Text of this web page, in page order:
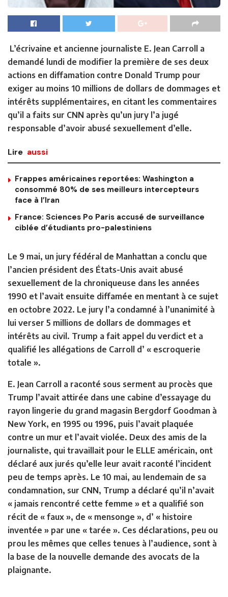
L’écrivaine et ancienne journaliste E. Jean Carroll a
demandé lundi de modifier la première de ses deux
actions en diffamation contre Donald Trump pour
exiger au moins 10 millions de dollars de dommages et
intérêts supplémentaires, en citant les commentaires
qu’il a faits sur CNN après qu’un jury l’a jugé
responsable d’avoir abusé sexuellement d’elle.
Lire aussi
Frappes américaines reportées: Washington a
consommé 80% de ses meilleurs intercepteurs
face à l’Iran
France: Sciences Po Paris accusé de surveillance
ciblée d’étudiants pro-palestiniens
Le 9 mai, un jury fédéral de Manhattan a conclu que
l’ancien président des États-Unis avait abusé
sexuellement de la chroniqueuse dans les années
1990 et l’avait ensuite diffamée en mentant à ce sujet
en octobre 2022. Le jury l’a condamné à l’unanimité à
lui verser 5 millions de dollars de dommages et
intérêts au civil. Trump a fait appel du verdict et a
qualifié les allégations de Carroll d’ « escroquerie
totale ».
E. Jean Carroll a raconté sous serment au procès que
Trump l’avait attirée dans une cabine d’essayage du
rayon lingerie du grand magasin Bergdorf Goodman à
New York, en 1995 ou 1996, puis l’avait plaquée
contre un mur et l’avait violée. Deux des amis de la
journaliste, qui travaillait pour le ELLE américain, ont
déclaré aux jurés qu’elle leur avait raconté l’incident
peu de temps après. Le 10 mai, au lendemain de sa
condamnation, sur CNN, Trump a déclaré qu’il n’avait
« jamais rencontré cette femme » et a qualifié son
récit de « faux », de « mensonge », d’ « histoire
inventée » par une « tarée ». Ces déclarations, peu ou
prou les mêmes que celles tenues à l’audience, sont à
la base de la nouvelle demande des avocats de la
plaignante.